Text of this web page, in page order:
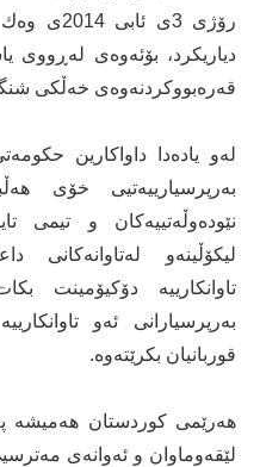
رۆژی 3ى
دیاریكرد، بۆئەوەی لەڕووی
قەرەبووکردنەوەی خەڵکی
لەو یادەدا داواکارین
بەرپرسیارییەتیی خۆی
نێودەوڵەتییەکان و تیمی
تاوانکارییە دۆکیۆمینت
بەرپرسیارانی ئەو
قوربانیان بکرێتەوە.
هەرێمی کوردستان هەمیشە
لێقەوماوان و ئەوانەی